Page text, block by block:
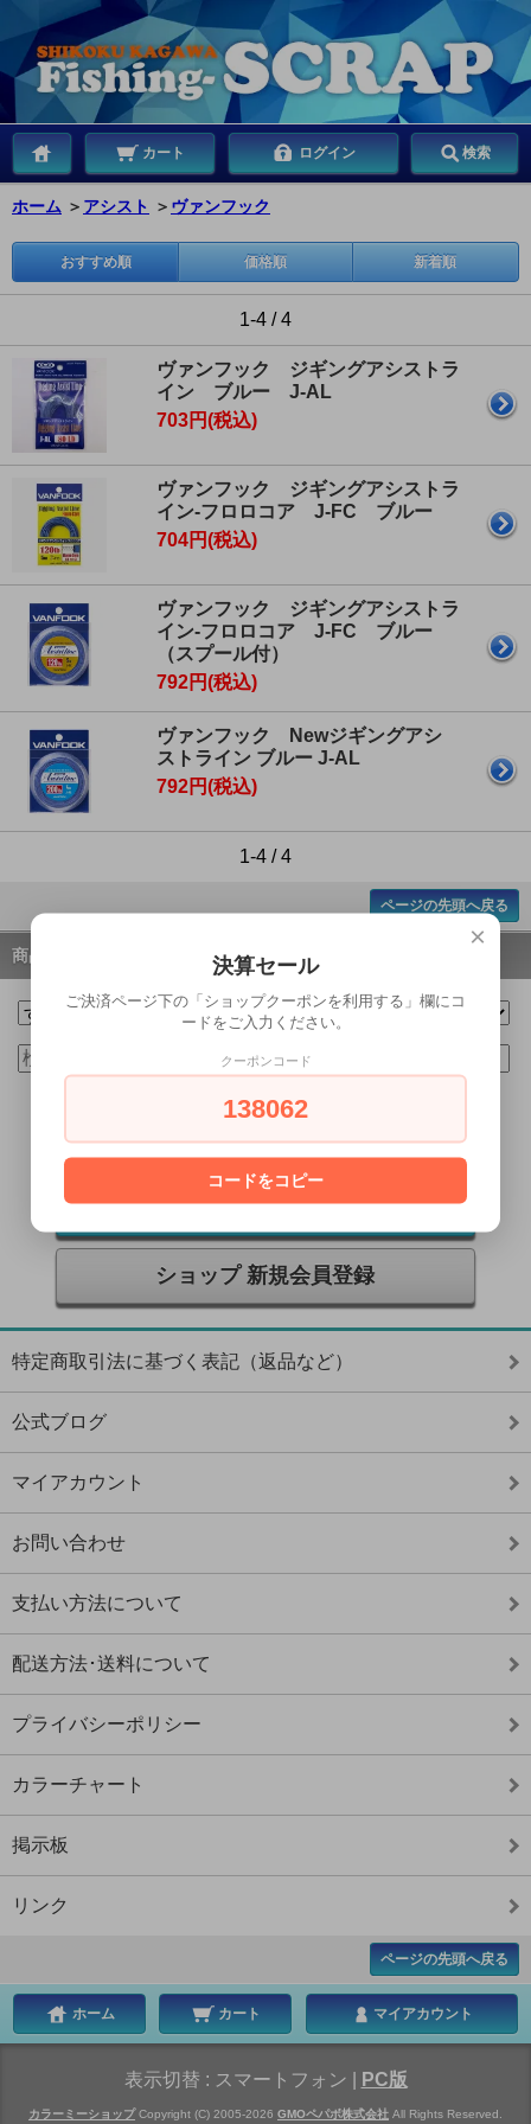
カート ログイン 検索
ホーム ＞ アシスト ＞ ヴァンフック
おすすめ順 価格順 新着順
1-4 / 4
ヴァンフック ジギングアシストラ
イン ブルー J-AL
703円(税込)
ヴァンフック ジギングアシストラ
イン-フロロコア J-FC ブルー
704円(税込)
ヴァンフック ジギングアシストラ
イン-フロロコア J-FC ブルー
（スプール付）
792円(税込)
ヴァンフック Newジギングアシ
ストライン ブルー J-AL
792円(税込)
1-4 / 4
ページの先頭へ戻る
商品検索
ショップ ログイン
ショップ 新規会員登録
特定商取引法に基づく表記（返品など）
公式ブログ
マイアカウント
お問い合わせ
支払い方法について
配送方法･送料について
プライバシーポリシー
カラーチャート
掲示板
リンク
ページの先頭へ戻る
ホーム カート マイアカウント
表示切替 : スマートフォン PC版
カラーミーショップCopyright (C) 2005-2026 GMOペパボ株式会社 All Rights Reserved.
×
決算セール
ご決済ページ下の「ショップクーポンを利用する」欄にコ
ードをご入力ください。
クーポンコード
138062
コードをコピー